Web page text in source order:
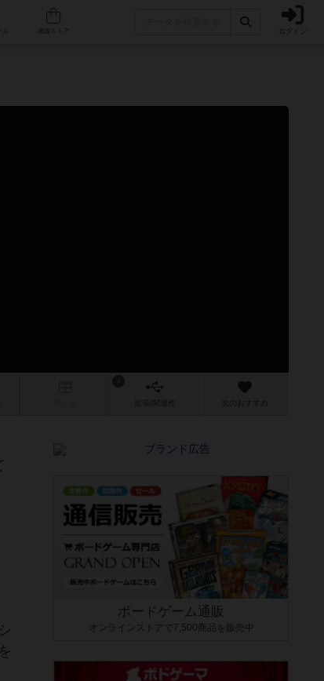
人気ボードゲーム ログイン
作 次のおすすめ
ボードゲーム通販
オンラインストアで7,500商品を販売中